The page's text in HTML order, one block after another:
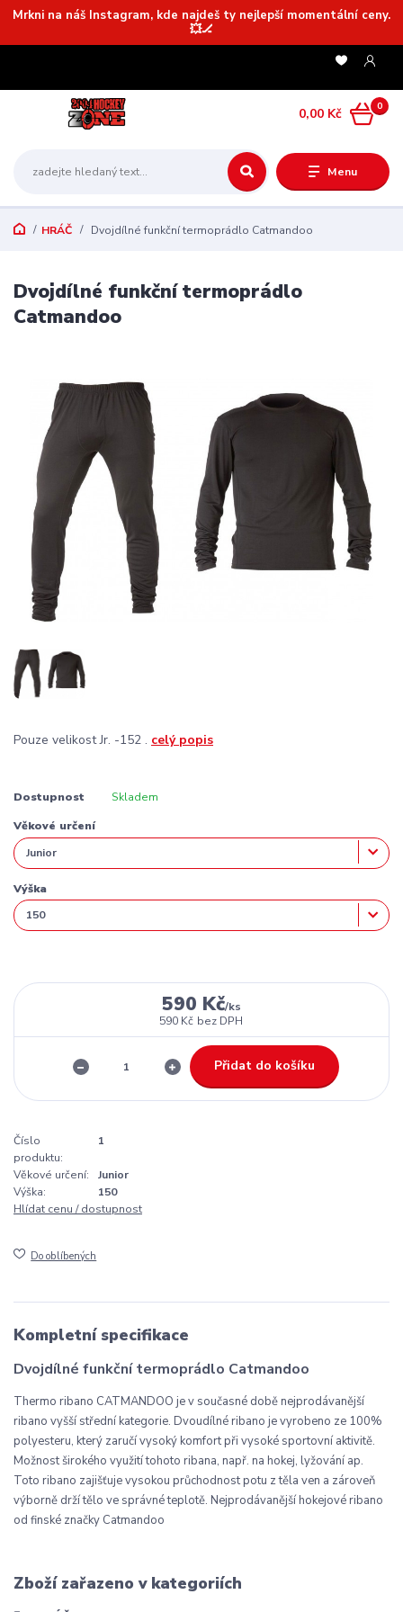
Mrkni na náš Instagram, kde najdeš ty nejlepší momentální ceny.
💥🏒
Menu
0
0,00 Kč
HRÁČ Dvojdílné funkční termoprádlo Catmandoo
Dvojdílné funkční termoprádlo
Catmandoo
Pouze velikost Jr. -152 . celý popis
Dostupnost Skladem
Věkové určení
Výška
590 Kč/ks
590 Kč bez DPH
Přidat do košíku
Číslo
produktu:
1
Věkové určení:
Junior
Výška:
150
Hlídat cenu / dostupnost
Do oblíbených
Kompletní specifikace
Dvojdílné funkční termoprádlo Catmandoo
Thermo ribano CATMANDOO je v současné době nejprodávanější
ribano vyšší střední kategorie. Dvoudílné ribano je vyrobeno ze 100%
polyesteru, který zaručí vysoký komfort při vysoké sportovní aktivitě.
Možnost širokého využití tohoto ribana, např. na hokej, lyžování ap.
Toto ribano zajišťuje vysokou průchodnost potu z těla ven a zároveň
výborně drží tělo ve správné teplotě. Nejprodávanější hokejové ribano
od finské značky Catmandoo
Zboží zařazeno v kategoriích